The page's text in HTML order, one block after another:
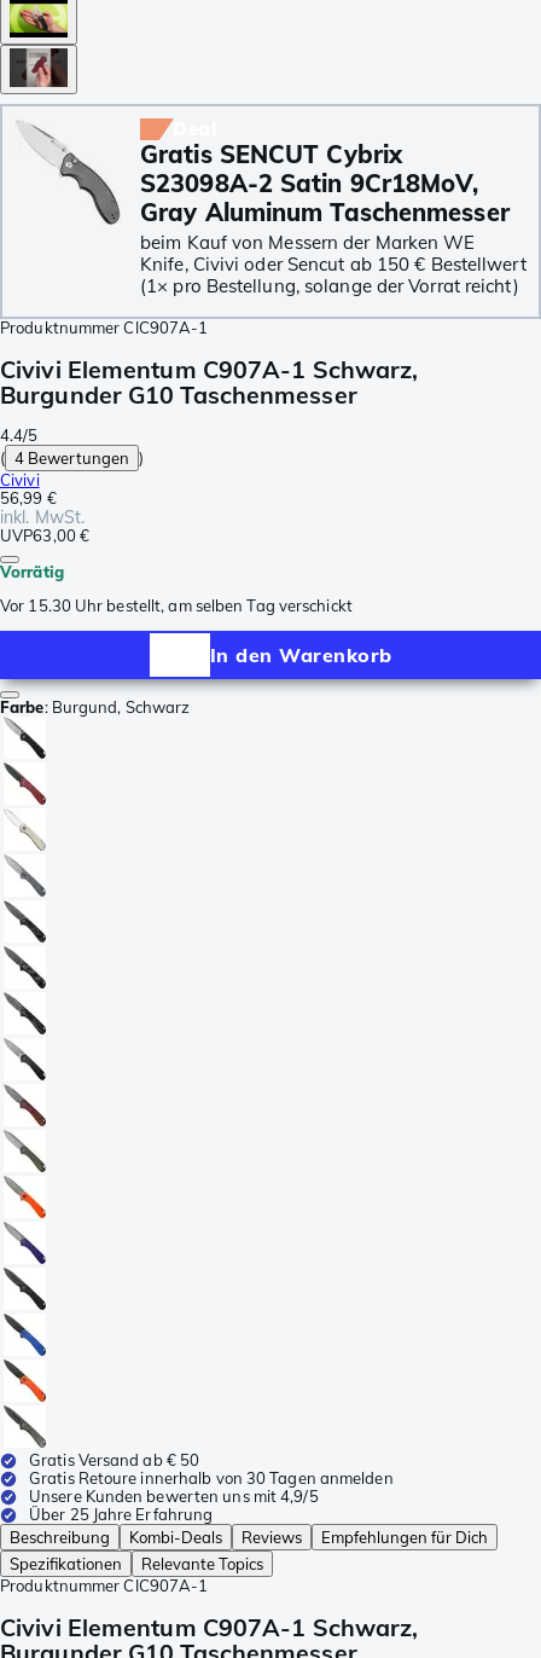
Gratis SENCUT Cybrix
S23098A-2 Satin 9Cr18MoV,
Gray Aluminum Taschenmesser
beim Kauf von Messern der Marken WE
Knife, Civivi oder Sencut ab 150 € Bestellwert
(1× pro Bestellung, solange der Vorrat reicht)
Produktnummer CIC907A-1
Civivi Elementum C907A-1 Schwarz,
Burgunder G10 Taschenmesser
4.4/5
( 4 Bewertungen )
Civivi
56,99 €
inkl. MwSt.
UVP63,00 €
Vorrätig
Vor 15.30 Uhr bestellt, am selben Tag verschickt
In den Warenkorb
Farbe: Burgund, Schwarz
Gratis Versand ab € 50
Gratis Retoure innerhalb von 30 Tagen anmelden
Unsere Kunden bewerten uns mit 4,9/5
Über 25 Jahre Erfahrung
Beschreibung
Kombi-Deals Reviews
Empfehlungen für Dich
Spezifikationen
Relevante Topics
Produktnummer CIC907A-1
Civivi Elementum C907A-1 Schwarz,